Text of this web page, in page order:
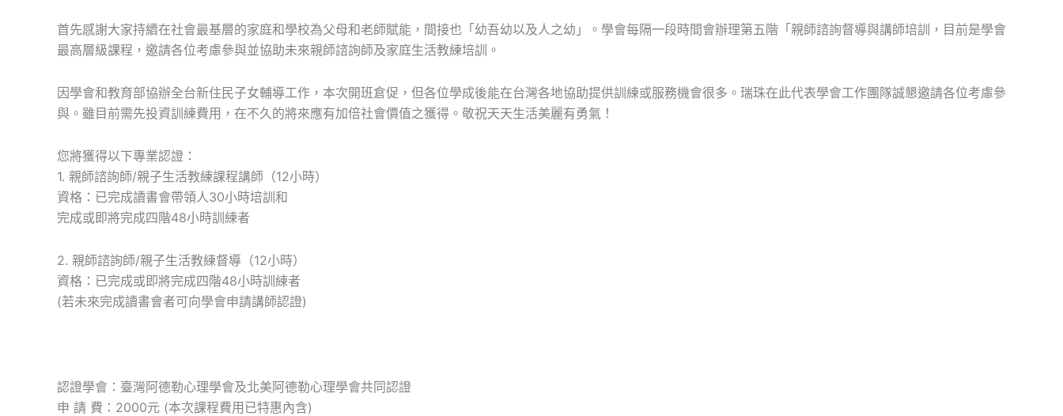
首先感謝大家持續在社會最基層的家庭和學校為父母和老師賦能，間接也「幼吾幼以及人之幼」。學會每隔一段時間會辦理第五階「親師諮詢督導與講師培訓，目前是學會
最高層級課程，邀請各位考慮參與並協助未來親師諮詢師及家庭生活教練培訓。
因學會和教育部協辦全台新住民子女輔導工作，本次開班倉促，但各位學成後能在台灣各地協助提供訓練或服務機會很多。瑞珠在此代表學會工作團隊誠懇邀請各位考慮參
與。雖目前需先投資訓練費用，在不久的將來應有加倍社會價值之獲得。敬祝天天生活美麗有勇氣！
您將獲得以下專業認證：
1. 親師諮詢師/親子生活教練課程講師（12小時）
資格：已完成讀書會帶領人30小時培訓和
完成或即將完成四階48小時訓練者
2. 親師諮詢師/親子生活教練督導（12小時）
資格：已完成或即將完成四階48小時訓練者
(若未來完成讀書會者可向學會申請講師認證)
認證學會：臺灣阿德勒心理學會及北美阿德勒心理學會共同認證
申 請 費：2000元 (本次課程費用已特惠內含)